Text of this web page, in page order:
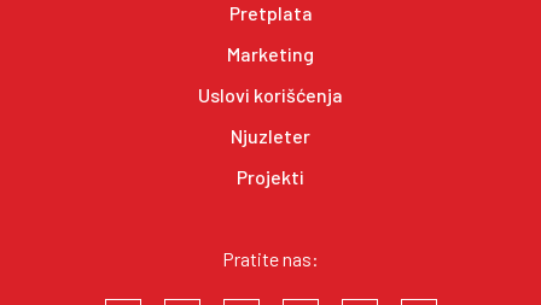
Pretplata
Marketing
Uslovi korišćenja
Njuzleter
Projekti
Pratite nas: